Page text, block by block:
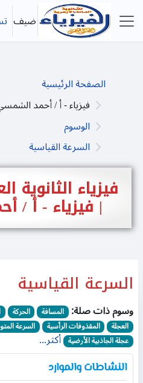
تخطى إلى المحتوى الرئيسي
واجهة جانبية
ضيف
الصفحة الرئيسية
فيزياء - أ / أحمد
الوسوم
السرعة القياسية
فيزياء الثانوية
| فيزياء - أ /
السرعة القياسية
وسوم ذات صلة: المسافة الحركة
العجلة
المقذوفات الرأسية السرعة
عجلة الجاذبية الأرضية أكثر...
النشاطات والموارد